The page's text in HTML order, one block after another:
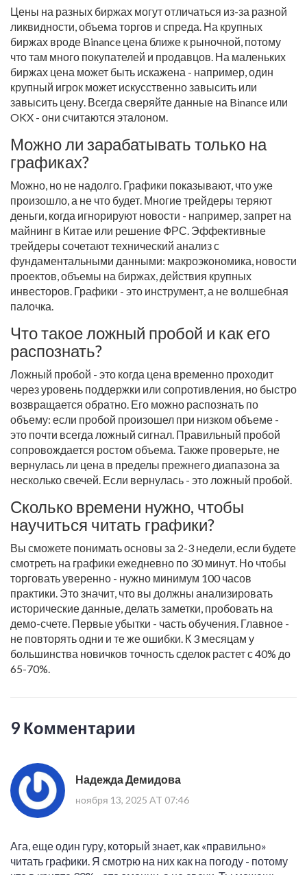
Цены на разных биржах могут отличаться из-за разной
ликвидности, объема торгов и спреда. На крупных
биржах вроде Binance цена ближе к рыночной, потому
что там много покупателей и продавцов. На маленьких
биржах цена может быть искажена - например, один
крупный игрок может искусственно завысить или
завысить цену. Всегда сверяйте данные на Binance или
OKX - они считаются эталоном.
Можно ли зарабатывать только на
графиках?
Можно, но не надолго. Графики показывают, что уже
произошло, а не что будет. Многие трейдеры теряют
деньги, когда игнорируют новости - например, запрет на
майнинг в Китае или решение ФРС. Эффективные
трейдеры сочетают технический анализ с
фундаментальными данными: макроэкономика, новости
проектов, объемы на биржах, действия крупных
инвесторов. Графики - это инструмент, а не волшебная
палочка.
Что такое ложный пробой и как его
распознать?
Ложный пробой - это когда цена временно проходит
через уровень поддержки или сопротивления, но быстро
возвращается обратно. Его можно распознать по
объему: если пробой произошел при низком объеме -
это почти всегда ложный сигнал. Правильный пробой
сопровождается ростом объема. Также проверьте, не
вернулась ли цена в пределы прежнего диапазона за
несколько свечей. Если вернулась - это ложный пробой.
Сколько времени нужно, чтобы
научиться читать графики?
Вы сможете понимать основы за 2-3 недели, если будете
смотреть на графики ежедневно по 30 минут. Но чтобы
торговать уверенно - нужно минимум 100 часов
практики. Это значит, что вы должны анализировать
исторические данные, делать заметки, пробовать на
демо-счете. Первые убытки - часть обучения. Главное -
не повторять одни и те же ошибки. К 3 месяцам у
большинства новичков точность сделок растет с 40% до
65-70%.
9 Комментарии
Надежда Демидова
ноября 13, 2025 AT 07:46
Ага, еще один гуру, который знает, как «правильно»
читать графики. Я смотрю на них как на погоду - потому